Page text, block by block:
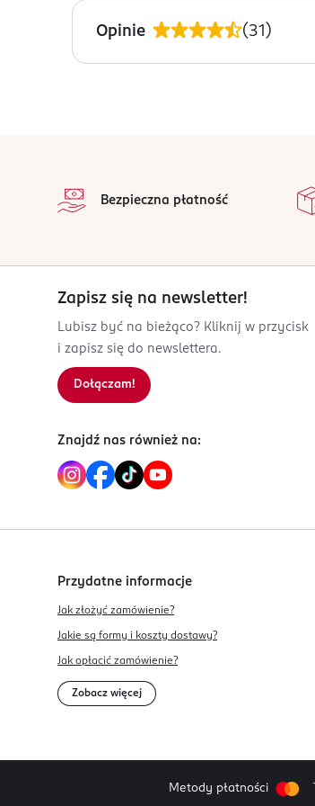
brak danych
Lesznowola
PL-Polska
Kod EAN
5 903416 010333
Opinie (31 )
Bezpieczna płatność
Zapisz się na newsletter!
Lubisz być na bieżąco? Kliknij w przycisk
i zapisz się do newslettera.
Dołączam!
Znajdź nas również na:
Przydatne informacje
Jak złożyć zamówienie?
Jakie są formy i koszty dostawy?
Jak opłacić zamówienie?
Zobacz więcej
Metody płatności